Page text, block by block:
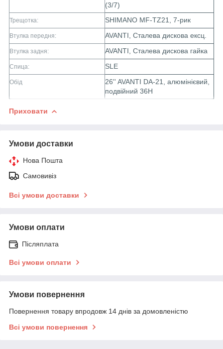
(3/7)
Трещотка: SHIMANO MF-TZ21, 7-рик
Втулка передня: AVANTI, Сталева дискова ексц.
Втулка задня: AVANTI, Сталева дискова гайка
Спица: SLE
Обід
26'' AVANTI DA-21, алюмінієвий,
подвійний 36H
Приховати
Умови доставки
Нова Пошта
Самовивіз
Всі умови доставки
Умови оплати
Післяплата
Всі умови оплати
Умови повернення
Повернення товару впродовж 14 днів за домовленістю
Всі умови повернення